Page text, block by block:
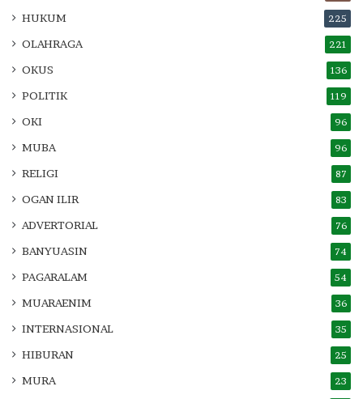
HUKUM 225
OLAHRAGA 221
OKUS 136
POLITIK 119
OKI 96
MUBA 96
RELIGI 87
OGAN ILIR 83
ADVERTORIAL 76
BANYUASIN 74
PAGARALAM 54
MUARAENIM 36
INTERNASIONAL 35
HIBURAN 25
MURA 23